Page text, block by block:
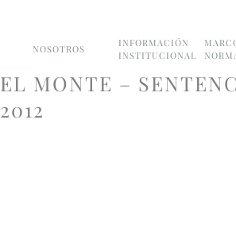
NOSOTROS
INFORMACIÓN
INSTITUCIONAL
EL MONTE –
2012